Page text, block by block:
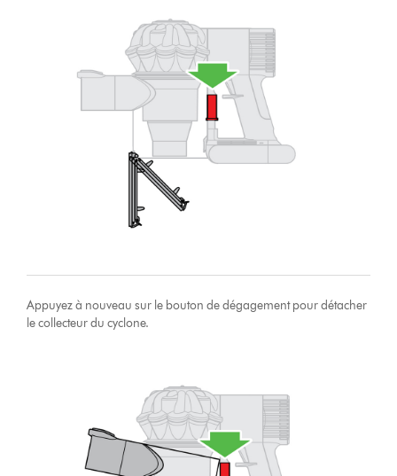
Appuyez à nouveau sur le bouton de dégagement pour détacher
le collecteur du cyclone.